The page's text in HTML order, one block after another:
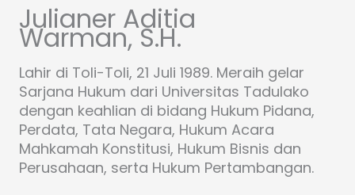
Julianer Aditia
Warman, S.H.
Lahir di Toli-Toli, 21 Juli 1989. Meraih gelar
Sarjana Hukum dari Universitas Tadulako
dengan keahlian di bidang Hukum Pidana,
Perdata, Tata Negara, Hukum Acara
Mahkamah Konstitusi, Hukum Bisnis dan
Perusahaan, serta Hukum Pertambangan.